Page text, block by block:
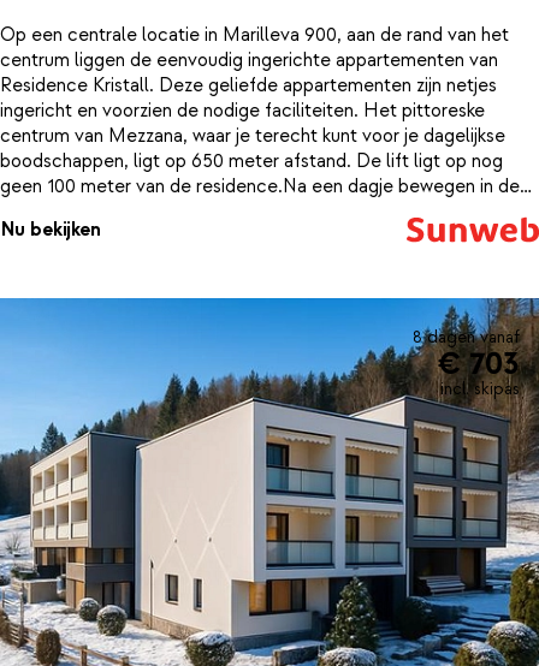
Op een centrale locatie in Marilleva 900, aan de rand van het
centrum liggen de eenvoudig ingerichte appartementen van
Residence Kristall. Deze geliefde appartementen zijn netjes
ingericht en voorzien de nodige faciliteiten. Het pittoreske
centrum van Mezzana, waar je terecht kunt voor je dagelijkse
boodschappen, ligt op 650 meter afstand. De lift ligt op nog
geen 100 meter van de residence.Na een dagje bewegen in de
of studio. Geniet aan de eettafel van een lekker glas wijn of
ver. Op loopafstand vind je een restaurant en een bar.
Nu bekijken
8 dagen vanaf
€ 703
incl. skipas